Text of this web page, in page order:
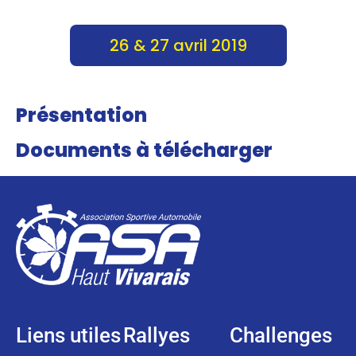
26 & 27 avril 2019
Présentation
Documents à télécharger
Liens utilesRallyes Challenges